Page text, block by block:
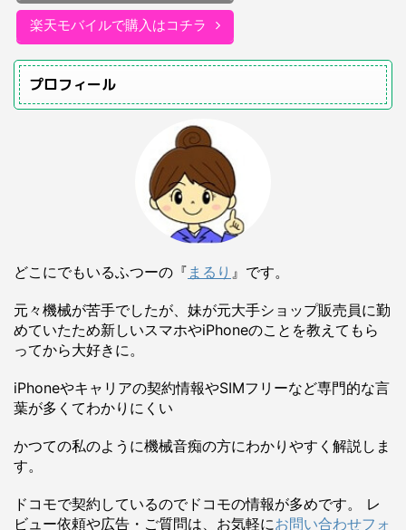
楽天モバイルで購入はコチラ
プロフィール
どこにでもいるふつーの『 まるり 』です。
元々機械が苦手でしたが、妹が元大手ショップ販売員に勤
めていたため新しいスマホやiPhoneのことを教えてもら
ってから大好きに。
iPhoneやキャリアの契約情報やSIMフリーなど専門的な言
葉が多くてわかりにくい
かつての私のように機械音痴の方にわかりやすく解説しま
す。
ドコモで契約しているのでドコモの情報が多めです。 レ
ビュー依頼や広告・ご質問は、お気軽にお問い合わせフォ